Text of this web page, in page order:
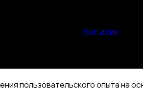
Контакты
пользовательского опыта на